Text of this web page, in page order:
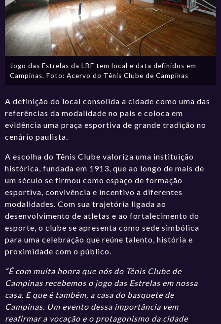
Jogo das Estrelas da LBF tem local e data definidos em
Campinas. Foto: Acervo do Tênis Clube de Campinas
A definição do local consolida a cidade como uma das
referências da modalidade no país e coloca em
evidência uma praça esportiva de grande tradição no
cenário paulista.
A escolha do Tênis Clube valoriza uma instituição
histórica, fundada em 1913, que ao longo de mais de
um século se firmou como espaço de formação
esportiva, convivência e incentivo a diferentes
modalidades. Com sua trajetória ligada ao
desenvolvimento de atletas e ao fortalecimento do
esporte, o clube se apresenta como sede simbólica
para uma celebração que reúne talento, história e
proximidade com o público.
“É com muita honra que nós do Tênis Clube de
Campinas recebemos o jogo das Estrelas em nossa
casa. E que é também, a casa do basquete de
Campinas. Um evento dessa importância vem
reafirmar a vocação e o protagonismo da cidade